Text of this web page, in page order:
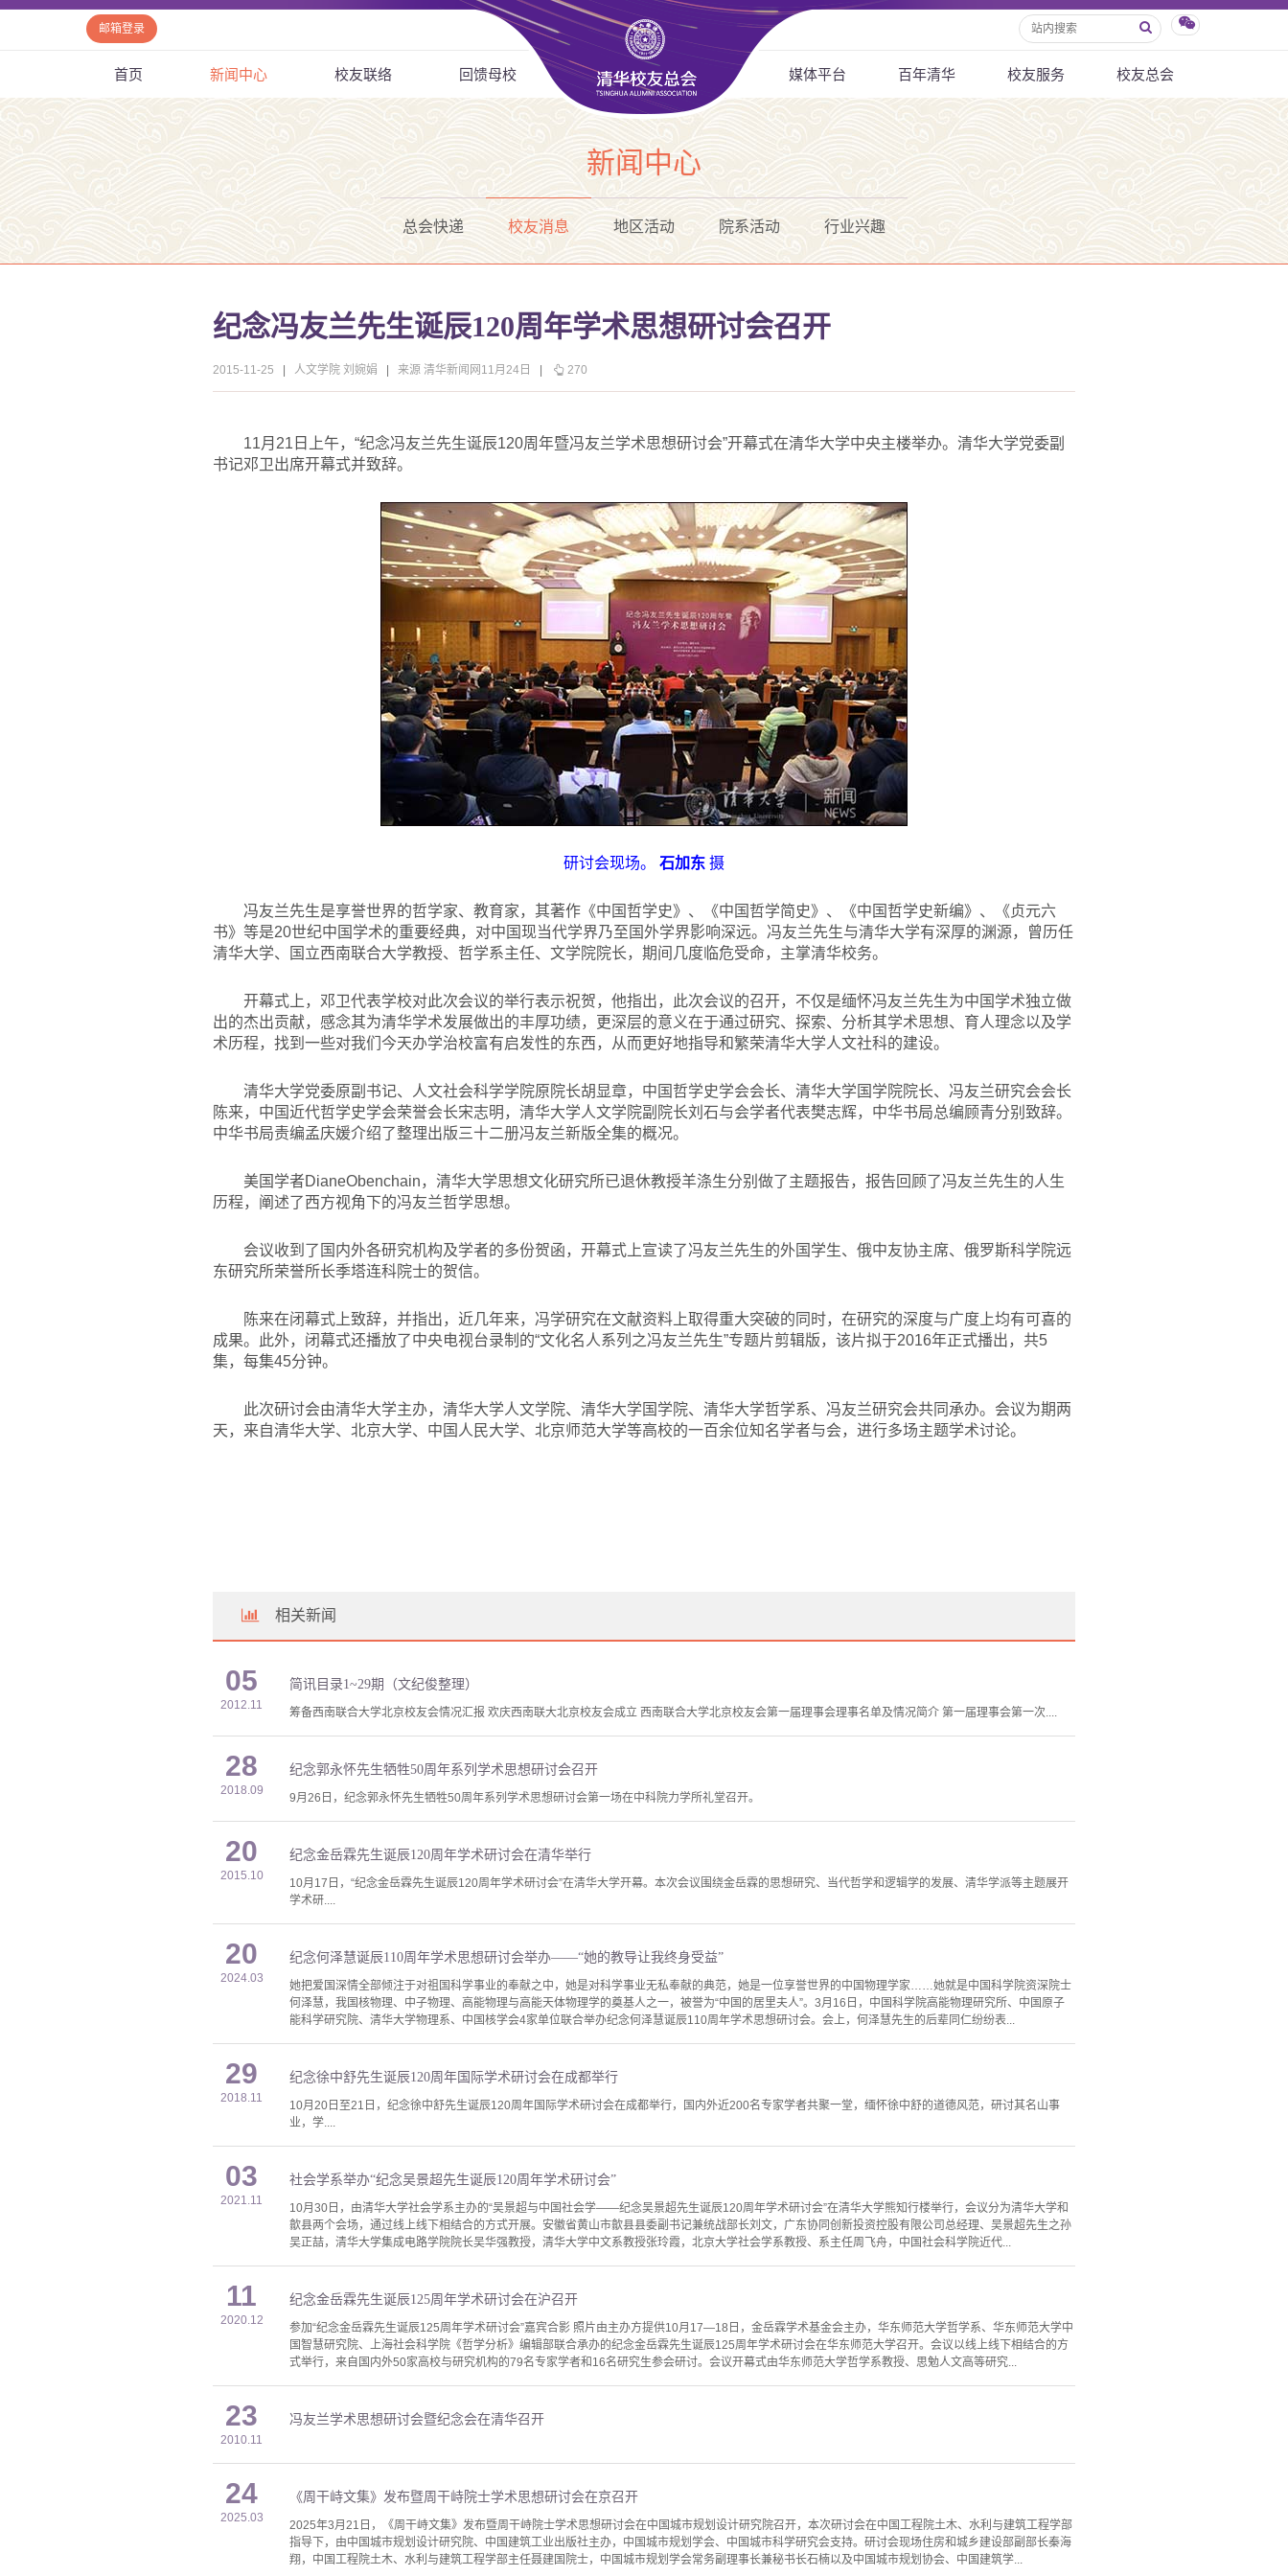
邮箱登录
首页 新闻中心 校友联络 回馈母校 媒体平台 百年清华 校友服务 校友总会
新闻中心
总会快递 校友消息 地区活动 院系活动 行业兴趣
纪念冯友兰先生诞辰120周年学术思想研讨会召开
2015-11-25 人文学院 刘婉娟 来源 清华新闻网11月24日 270
11月21日上午，“纪念冯友兰先生诞辰120周年暨冯友兰学术思想研讨会”开幕式在清华大学中央主楼举办。清华大学党委副
书记邓卫出席开幕式并致辞。
研讨会现场。 石加东 摄
冯友兰先生是享誉世界的哲学家、教育家，其著作《中国哲学史》、《中国哲学简史》、《中国哲学史新编》、《贞元六
书》等是20世纪中国学术的重要经典，对中国现当代学界乃至国外学界影响深远。冯友兰先生与清华大学有深厚的渊源，曾历任
清华大学、国立西南联合大学教授、哲学系主任、文学院院长，期间几度临危受命，主掌清华校务。
开幕式上，邓卫代表学校对此次会议的举行表示祝贺，他指出，此次会议的召开，不仅是缅怀冯友兰先生为中国学术独立做
出的杰出贡献，感念其为清华学术发展做出的丰厚功绩，更深层的意义在于通过研究、探索、分析其学术思想、育人理念以及学
术历程，找到一些对我们今天办学治校富有启发性的东西，从而更好地指导和繁荣清华大学人文社科的建设。
清华大学党委原副书记、人文社会科学学院原院长胡显章，中国哲学史学会会长、清华大学国学院院长、冯友兰研究会会长
陈来，中国近代哲学史学会荣誉会长宋志明，清华大学人文学院副院长刘石与会学者代表樊志辉，中华书局总编顾青分别致辞。
中华书局责编孟庆媛介绍了整理出版三十二册冯友兰新版全集的概况。
美国学者DianeObenchain，清华大学思想文化研究所已退休教授羊涤生分别做了主题报告，报告回顾了冯友兰先生的人生
历程，阐述了西方视角下的冯友兰哲学思想。
会议收到了国内外各研究机构及学者的多份贺函，开幕式上宣读了冯友兰先生的外国学生、俄中友协主席、俄罗斯科学院远
东研究所荣誉所长季塔连科院士的贺信。
陈来在闭幕式上致辞，并指出，近几年来，冯学研究在文献资料上取得重大突破的同时，在研究的深度与广度上均有可喜的
成果。此外，闭幕式还播放了中央电视台录制的“文化名人系列之冯友兰先生”专题片剪辑版，该片拟于2016年正式播出，共5
集，每集45分钟。
此次研讨会由清华大学主办，清华大学人文学院、清华大学国学院、清华大学哲学系、冯友兰研究会共同承办。会议为期两
天，来自清华大学、北京大学、中国人民大学、北京师范大学等高校的一百余位知名学者与会，进行多场主题学术讨论。
相关新闻
05
2012.11
简讯目录1~29期（文纪俊整理）
筹备西南联合大学北京校友会情况汇报 欢庆西南联大北京校友会成立 西南联合大学北京校友会第一届理事会理事名单及情况简介 第一届理事会第一次....
28
2018.09
纪念郭永怀先生牺牲50周年系列学术思想研讨会召开
9月26日，纪念郭永怀先生牺牲50周年系列学术思想研讨会第一场在中科院力学所礼堂召开。
20
2015.10
纪念金岳霖先生诞辰120周年学术研讨会在清华举行
10月17日，“纪念金岳霖先生诞辰120周年学术研讨会”在清华大学开幕。本次会议围绕金岳霖的思想研究、当代哲学和逻辑学的发展、清华学派等主题展开
学术研....
20
2024.03
纪念何泽慧诞辰110周年学术思想研讨会举办——“她的教导让我终身受益”
她把爱国深情全部倾注于对祖国科学事业的奉献之中，她是对科学事业无私奉献的典范，她是一位享誉世界的中国物理学家……她就是中国科学院资深院士
何泽慧，我国核物理、中子物理、高能物理与高能天体物理学的奠基人之一，被誉为“中国的居里夫人”。3月16日，中国科学院高能物理研究所、中国原子
能科学研究院、清华大学物理系、中国核学会4家单位联合举办纪念何泽慧诞辰110周年学术思想研讨会。会上，何泽慧先生的后辈同仁纷纷表...
29
2018.11
纪念徐中舒先生诞辰120周年国际学术研讨会在成都举行
10月20日至21日，纪念徐中舒先生诞辰120周年国际学术研讨会在成都举行，国内外近200名专家学者共聚一堂，缅怀徐中舒的道德风范，研讨其名山事
业，学....
03
2021.11
社会学系举办“纪念吴景超先生诞辰120周年学术研讨会”
10月30日，由清华大学社会学系主办的“吴景超与中国社会学——纪念吴景超先生诞辰120周年学术研讨会”在清华大学熊知行楼举行，会议分为清华大学和
歙县两个会场，通过线上线下相结合的方式开展。安徽省黄山市歙县县委副书记兼统战部长刘文，广东协同创新投资控股有限公司总经理、吴景超先生之孙
吴正喆，清华大学集成电路学院院长吴华强教授，清华大学中文系教授张玲霞，北京大学社会学系教授、系主任周飞舟，中国社会科学院近代...
11
2020.12
纪念金岳霖先生诞辰125周年学术研讨会在沪召开
参加“纪念金岳霖先生诞辰125周年学术研讨会”嘉宾合影 照片由主办方提供10月17—18日，金岳霖学术基金会主办，华东师范大学哲学系、华东师范大学中
国智慧研究院、上海社会科学院《哲学分析》编辑部联合承办的纪念金岳霖先生诞辰125周年学术研讨会在华东师范大学召开。会议以线上线下相结合的方
式举行，来自国内外50家高校与研究机构的79名专家学者和16名研究生参会研讨。会议开幕式由华东师范大学哲学系教授、思勉人文高等研究...
23
2010.11
冯友兰学术思想研讨会暨纪念会在清华召开
24
2025.03
《周干峙文集》发布暨周干峙院士学术思想研讨会在京召开
2025年3月21日，《周干峙文集》发布暨周干峙院士学术思想研讨会在中国城市规划设计研究院召开，本次研讨会在中国工程院土木、水利与建筑工程学部
指导下，由中国城市规划设计研究院、中国建筑工业出版社主办，中国城市规划学会、中国城市科学研究会支持。研讨会现场住房和城乡建设部副部长秦海
翔，中国工程院土木、水利与建筑工程学部主任聂建国院士，中国城市规划学会常务副理事长兼秘书长石楠以及中国城市规划协会、中国建筑学...